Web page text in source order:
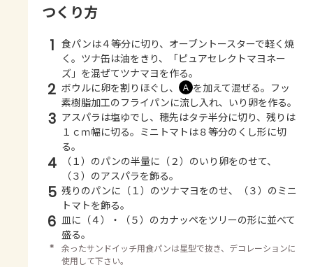
つくり方
1 食パンは４等分に切り、オーブントースターで軽く焼
く。ツナ缶は油をきり、「ピュアセレクトマヨネー
ズ」を混ぜてツナマヨを作る。
2 ボウルに卵を割りほぐし、 Ａ を加えて混ぜる。フッ
素樹脂加工のフライパンに流し入れ、いり卵を作る。
3 アスパラは塩ゆでし、穂先はタテ半分に切り、残りは
１ｃｍ幅に切る。ミニトマトは８等分のくし形に切
る。
4
（１）のパンの半量に（２）のいり卵をのせて、
（３）のアスパラを飾る。
5 残りのパンに（１）のツナマヨをのせ、（３）のミニ
トマトを飾る。
6 皿に（４）・（５）のカナッペをツリーの形に並べて
盛る。
＊
余ったサンドイッチ用食パンは星型で抜き、デコレーションに
使用して下さい。